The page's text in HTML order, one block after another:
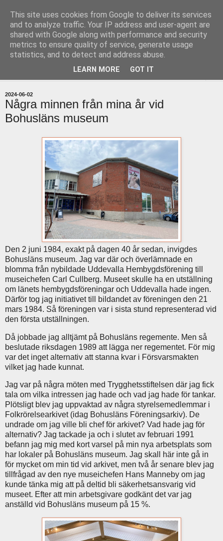
uddevallabloggen.se
med stort och smått från Uddevallas horisont
2024-06-02
Några minnen från mina år vid
Bohusläns museum
Den 2 juni 1984, exakt på dagen 40 år sedan, invigdes
Bohusläns museum. Jag var där och överlämnade en
blomma från nybildade Uddevalla Hembygdsförening till
museichefen Carl Cullberg. Museet skulle ha en utställning
om länets hembygdsföreningar och Uddevalla hade ingen.
Därför tog jag initiativet till bildandet av föreningen den 21
mars 1984. Så föreningen var i sista stund representerad vid
den första utställningen.
Då jobbade jag alltjämt på Bohusläns regemente. Men så
beslutade riksdagen 1989 att lägga ner regementet. För mig
var det inget alternativ att stanna kvar i Försvarsmakten
vilket jag hade kunnat.
Jag var på några möten med Trygghetsstiftelsen där jag fick
tala om vilka intressen jag hade och vad jag hade för tankar.
Plötsligt blev jag uppvaktad av några styrelsemedlemmar i
Folkrörelsearkivet (idag Bohusläns Föreningsarkiv). De
undrade om jag ville bli chef för arkivet? Vad hade jag för
alternativ? Jag tackade ja och i slutet av februari 1991
befann jag mig med kort varsel på min nya arbetsplats som
har lokaler på Bohusläns museum. Jag skall här inte gå in
för mycket om min tid vid arkivet, men två år senare blev jag
tillfrågad av den nye museichefen Hans Manneby om jag
kunde tänka mig att på deltid bli säkerhetsansvarig vid
museet. Efter att min arbetsgivare godkänt det var jag
anställd vid Bohusläns museum på 15 %.
This site uses cookies from Google to deliver its services
and to analyze traffic. Your IP address and user-agent are
shared with Google along with performance and security
metrics to ensure quality of service, generate usage
statistics, and to detect and address abuse.
LEARN MORE GOT IT